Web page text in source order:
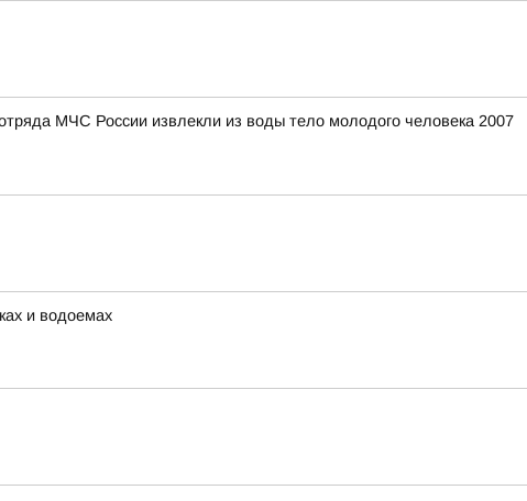
МЧС России извлекли из воды тело молодого человека 2007
и водоемах